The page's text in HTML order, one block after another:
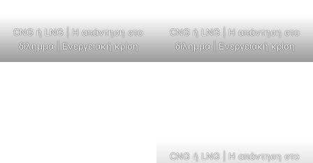
CNG ή LNG | H απάντηση στο
δίλημμα | Ενεργειακή κρίση
CNG ή LNG | H απάντηση στο
δίλημμα | Ενεργειακή κρίση
CNG ή LNG | H απάντηση στο